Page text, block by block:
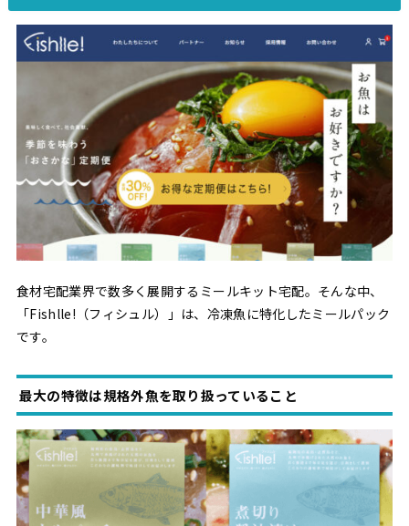
食材宅配業界で数多く展開するミールキット宅配。そんな中、
「Fishlle!（フィシュル）」は、冷凍魚に特化したミールパック
です。
最大の特徴は規格外魚を取り扱っていること